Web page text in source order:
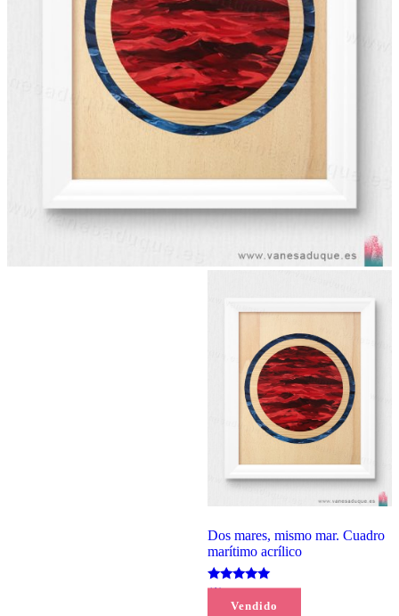
Vendido
Dos mares, mismo mar. Cuadro
marítimo acrílico
Valorado
(1)
100,00€